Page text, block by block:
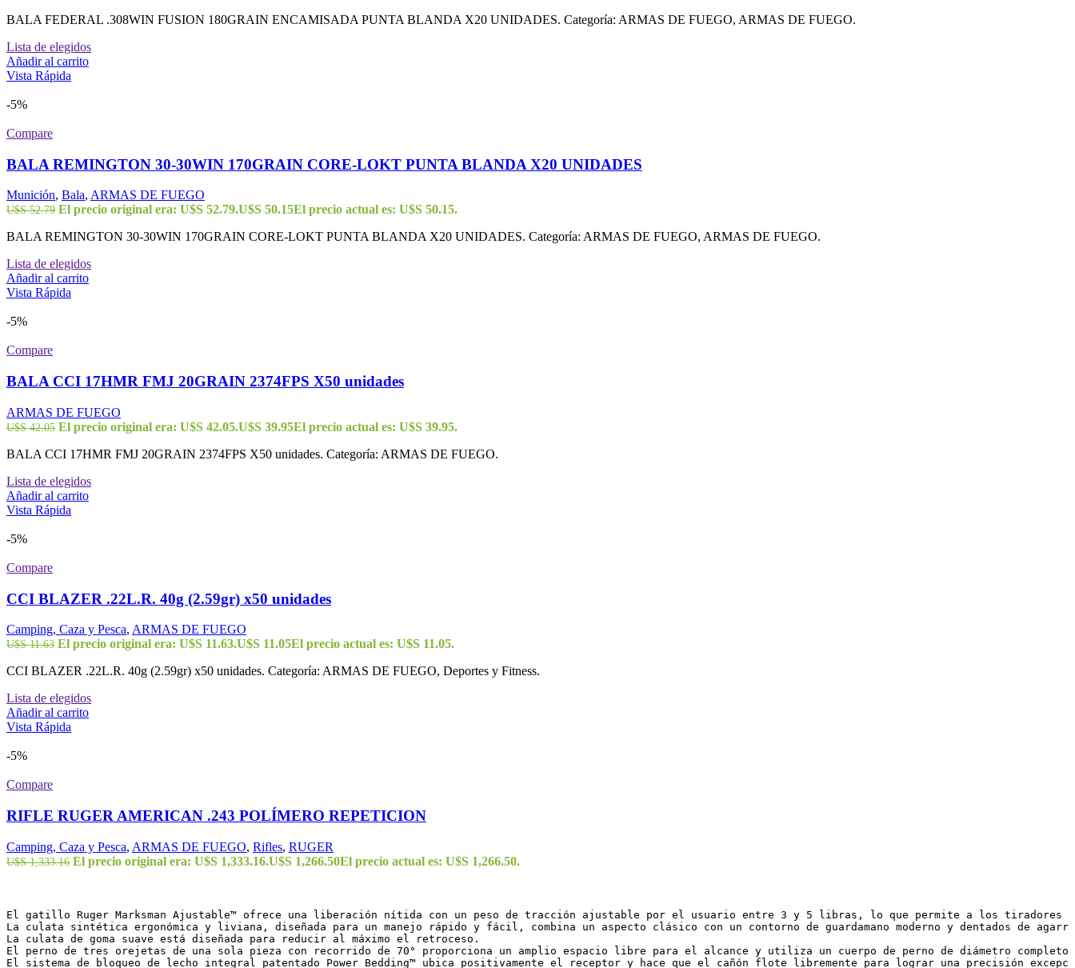
BALA FEDERAL .308WIN FUSION 180GRAIN ENCAMISADA PUNTA BLANDA X20 UNIDADES. Categoría: ARMAS DE FUEGO, ARMAS DE FUEGO.
Lista de elegidos
Añadir al carrito
Vista Rápida
-5%
Compare
BALA REMINGTON 30-30WIN 170GRAIN CORE-LOKT PUNTA BLANDA X20 UNIDADES
Munición, Bala, ARMAS DE FUEGO
U$S52.79 El precio original era: U$S 52.79.U$S 50.15El precio actual es: U$S 50.15.
BALA REMINGTON 30-30WIN 170GRAIN CORE-LOKT PUNTA BLANDA X20 UNIDADES. Categoría: ARMAS DE FUEGO, ARMAS DE FUEGO.
Lista de elegidos
Añadir al carrito
Vista Rápida
-5%
Compare
BALA CCI 17HMR FMJ 20GRAIN 2374FPS X50 unidades
ARMAS DE FUEGO
U$S42.05 El precio original era: U$S 42.05.U$S 39.95El precio actual es: U$S 39.95.
BALA CCI 17HMR FMJ 20GRAIN 2374FPS X50 unidades. Categoría: ARMAS DE FUEGO.
Lista de elegidos
Añadir al carrito
Vista Rápida
-5%
Compare
CCI BLAZER .22L.R. 40g (2.59gr) x50 unidades
Camping, Caza y Pesca, ARMAS DE FUEGO
U$S11.63 El precio original era: U$S 11.63.U$S 11.05El precio actual es: U$S 11.05.
CCI BLAZER .22L.R. 40g (2.59gr) x50 unidades. Categoría: ARMAS DE FUEGO, Deportes y Fitness.
Lista de elegidos
Añadir al carrito
Vista Rápida
-5%
Compare
RIFLE RUGER AMERICAN .243 POLÍMERO REPETICION
Camping, Caza y Pesca, ARMAS DE FUEGO, Rifles, RUGER
U$S1,333.16 El precio original era: U$S 1,333.16.U$S 1,266.50El precio actual es: U$S 1,266.50.
El gatillo Ruger Marksman Ajustable™ ofrece una liberación nítida con un peso de tracción ajustable por el usuario entre 3 y 5 libras, lo que permite a los
La culata sintética ergonómica y liviana, diseñada para un manejo rápido y fácil, combina un aspecto clásico con un contorno de guardamano moderno y dentados de
La culata de goma suave está diseñada para reducir al máximo el retroceso.
El perno de tres orejetas de una sola pieza con recorrido de 70° proporciona un amplio espacio libre para el alcance y utiliza un cuerpo de perno de diámetro
El sistema de bloqueo de lecho integral patentado Power Bedding™ ubica positivamente el receptor y hace que el cañón flote libremente para lograr una precisión